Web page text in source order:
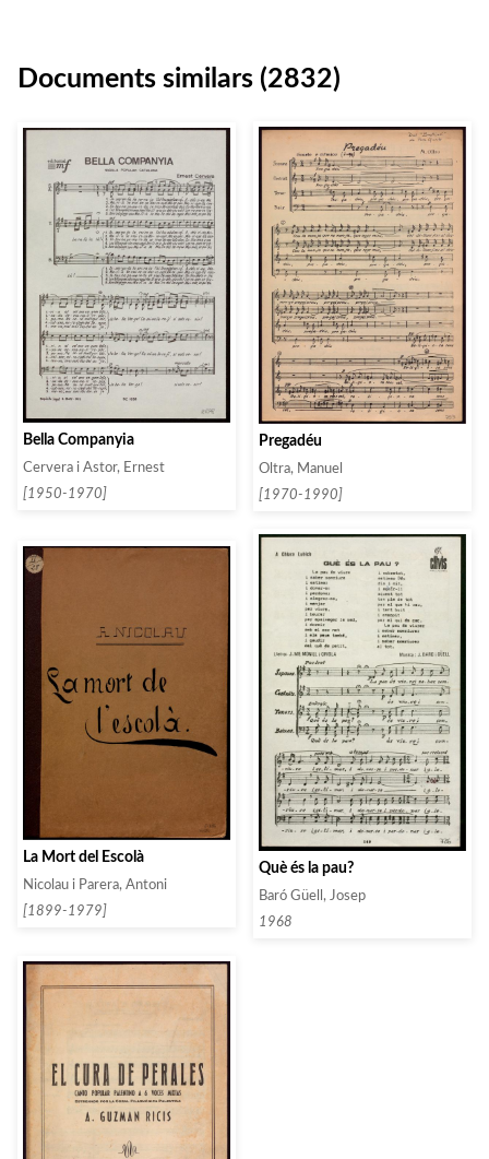
Documents similars (2832)
Bella Companyia
Cervera i Astor, Ernest
[1950-1970]
Pregadéu
Oltra, Manuel
[1970-1990]
La Mort del Escolà
Nicolau i Parera, Antoni
[1899-1979]
Què és la pau?
Baró Güell, Josep
1968